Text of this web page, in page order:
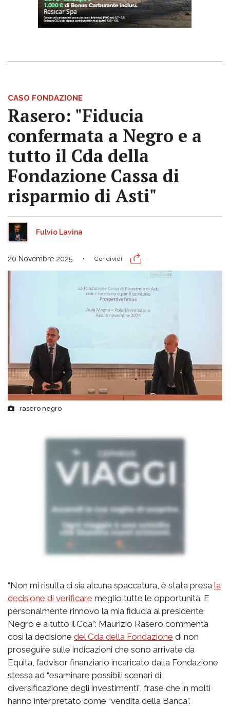
CASO FONDAZIONE
Rasero: "Fiducia
confermata a Negro e a
tutto il Cda della
Fondazione Cassa di
risparmio di Asti"
Fulvio Lavina
20 Novembre 2025 Condividi
rasero negro
“Non mi risulta ci sia alcuna spaccatura, è stata presa la
decisione di verificare meglio tutte le opportunità. E
personalmente rinnovo la mia fiducia al presidente
Negro e a tutto il Cda”: Maurizio Rasero commenta
così la decisione del Cda della Fondazione di non
proseguire sulle indicazioni che sono arrivate da
Equita, l’advisor finanziario incaricato dalla Fondazione
stessa ad “esaminare possibili scenari di
diversificazione degli investimenti”, frase che in molti
hanno interpretato come “vendita della Banca”.